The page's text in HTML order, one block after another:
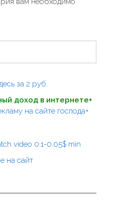
за 2 руб.
доход в интернете+
на сайте господа+
video 0.1-0.05$ min
на сайт